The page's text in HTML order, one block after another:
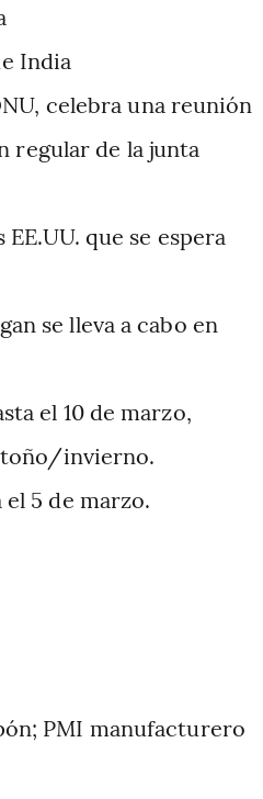
India
celebra una reunión
regular de la junta
que se espera
se lleva a cabo en
el 10 de marzo,
invierno.
5 de marzo.
PMI manufacturero